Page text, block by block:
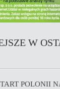
W
POLONII